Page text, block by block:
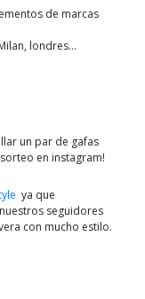
de marcas
londres…
un par de gafas
en instagram!
ya que
seguidores
con mucho estilo.